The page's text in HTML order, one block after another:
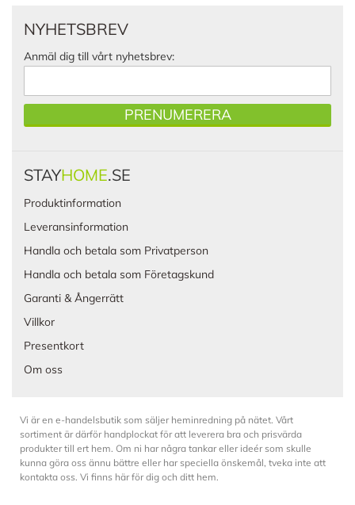
NYHETSBREV
Anmäl dig till vårt nyhetsbrev:
PRENUMERERA
STAYHOME.SE
Produktinformation
Leveransinformation
Handla och betala som Privatperson
Handla och betala som Företagskund
Garanti & Ångerrätt
Villkor
Presentkort
Om oss
Vi är en e-handelsbutik som säljer heminredning på nätet. Vårt
sortiment är därför handplockat för att leverera bra och prisvärda
produkter till ert hem. Om ni har några tankar eller ideér som skulle
kunna göra oss ännu bättre eller har speciella önskemål, tveka inte att
kontakta oss. Vi finns här för dig och ditt hem.